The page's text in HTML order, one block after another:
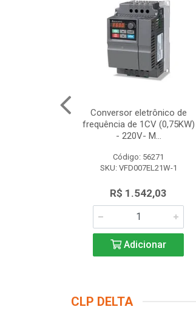
Conversor eletrônico de
frequência de 1CV (0,75KW)
- 220V- M...
Código: 56271
SKU: VFD007EL21W-1
R$ 1.542,03
Adicionar
CLP DELTA